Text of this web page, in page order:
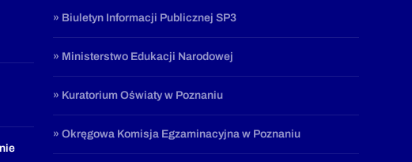
» Biuletyn Informacji Publicznej SP3
» Ministerstwo Edukacji Narodowej
» Kuratorium Oświaty w Poznaniu
» Okręgowa Komisja Egzaminacyjna w Poznaniu